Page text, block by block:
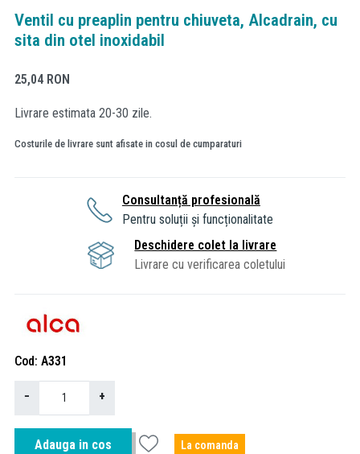
Ventil cu preaplin pentru chiuveta, Alcadrain, cu
sita din otel inoxidabil
25,04 RON
Livrare estimata 20-30 zile.
Costurile de livrare sunt afisate in cosul de cumparaturi
Consultanță profesională
Pentru soluții și funcționalitate
Deschidere colet la livrare
Livrare cu verificarea coletului
Cod A331
− +
Adauga in cos La comanda